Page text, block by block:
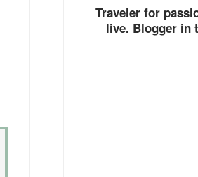
Traveler for
live. Blogger in